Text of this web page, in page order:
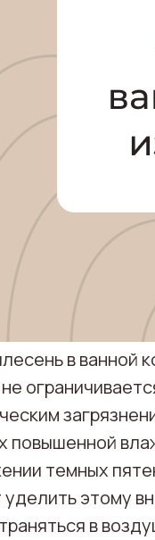
в ванной
повышенной
темных
этому
в